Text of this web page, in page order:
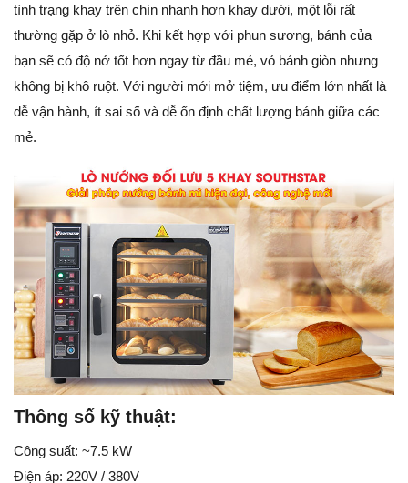
tình trạng khay trên chín nhanh hơn khay dưới, một lỗi rất
thường gặp ở lò nhỏ. Khi kết hợp với phun sương, bánh của
bạn sẽ có độ nở tốt hơn ngay từ đầu mẻ, vỏ bánh giòn nhưng
không bị khô ruột. Với người mới mở tiệm, ưu điểm lớn nhất là
dễ vận hành, ít sai số và dễ ổn định chất lượng bánh giữa các
mẻ.
Thông số kỹ thuật:
Công suất: ~7.5 kW
Điện áp: 220V / 380V